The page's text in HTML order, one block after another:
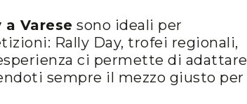
Varese sono ideali per
Rally Day, trofei regionali,
ci permette di adattare
sempre il mezzo giusto per